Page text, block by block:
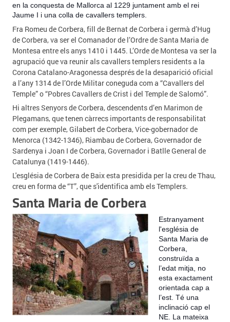
en la conquesta de Mallorca al 1229 juntament amb el rei
Jaume I i una colla de cavallers templers.
Fra Romeu de Corbera, fill de Bernat de Corbera i germà d’Hug
de Corbera, va ser el Comanador de l’Ordre de Santa Maria de
Montesa entre els anys 1410 i 1445. L’Orde de Montesa va ser la
agrupació que va reunir als cavallers templers residents a la
Corona Catalano-Aragonessa després de la desaparició oficial
a l’any 1314 de l’Orde Militar coneguda com a “Cavallers del
Temple” o “Pobres Cavallers de Crist i del Temple de Salomó”.
Hi altres Senyors de Corbera, descendents d’en Marimon de
Plegamans, que tenen càrrecs importants de responsabilitat
com per exemple, Gilabert de Corbera, Vice-gobernador de
Menorca (1342-1346), Riambau de Corbera, Governador de
Sardenya i Joan I de Corbera, Governador i Batlle General de
Catalunya (1419-1446).
L'església de Corbera de Baix esta presidida per la creu de Thau,
creu en forma de “T”, que s'identifica amb els Templers.
Santa Maria de Corbera
Estranyament
l'església de
Santa Maria de
Corbera,
construïda a
l’edat mitja, no
esta exactament
orientada cap a
l’est. Té una
inclinació cap el
NE. La mateixa